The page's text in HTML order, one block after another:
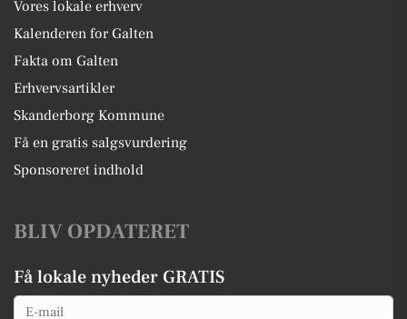
Vores lokale erhverv
Kalenderen for Galten
Fakta om Galten
Erhvervsartikler
Skanderborg Kommune
Få en gratis salgsvurdering
Sponsoreret indhold
BLIV OPDATERET
Få lokale nyheder GRATIS
Email